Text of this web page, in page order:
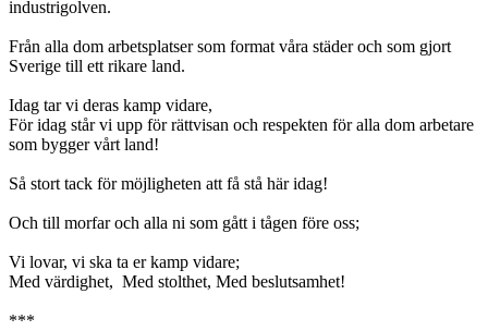
industrigolven.
Från alla dom arbetsplatser som format våra städer och som gjort
Sverige till ett rikare land.
Idag tar vi deras kamp vidare,
För idag står vi upp för rättvisan och respekten för alla dom arbetare
som bygger vårt land!
Så stort tack för möjligheten att få stå här idag!
Och till morfar och alla ni som gått i tågen före oss;
Vi lovar, vi ska ta er kamp vidare;
Med värdighet, Med stolthet, Med beslutsamhet!
***